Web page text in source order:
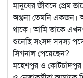
মানুষের জীবনে প্রেম
অঞ্জনা তেমনি একজন।
থাকে। আমি তাকে
শুনেছি সংসদ সদস্য
সিগনাল পেয়েছেন?
মহেশপুর ও কোটচাঁদপুর